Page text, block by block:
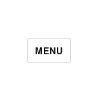
MENU